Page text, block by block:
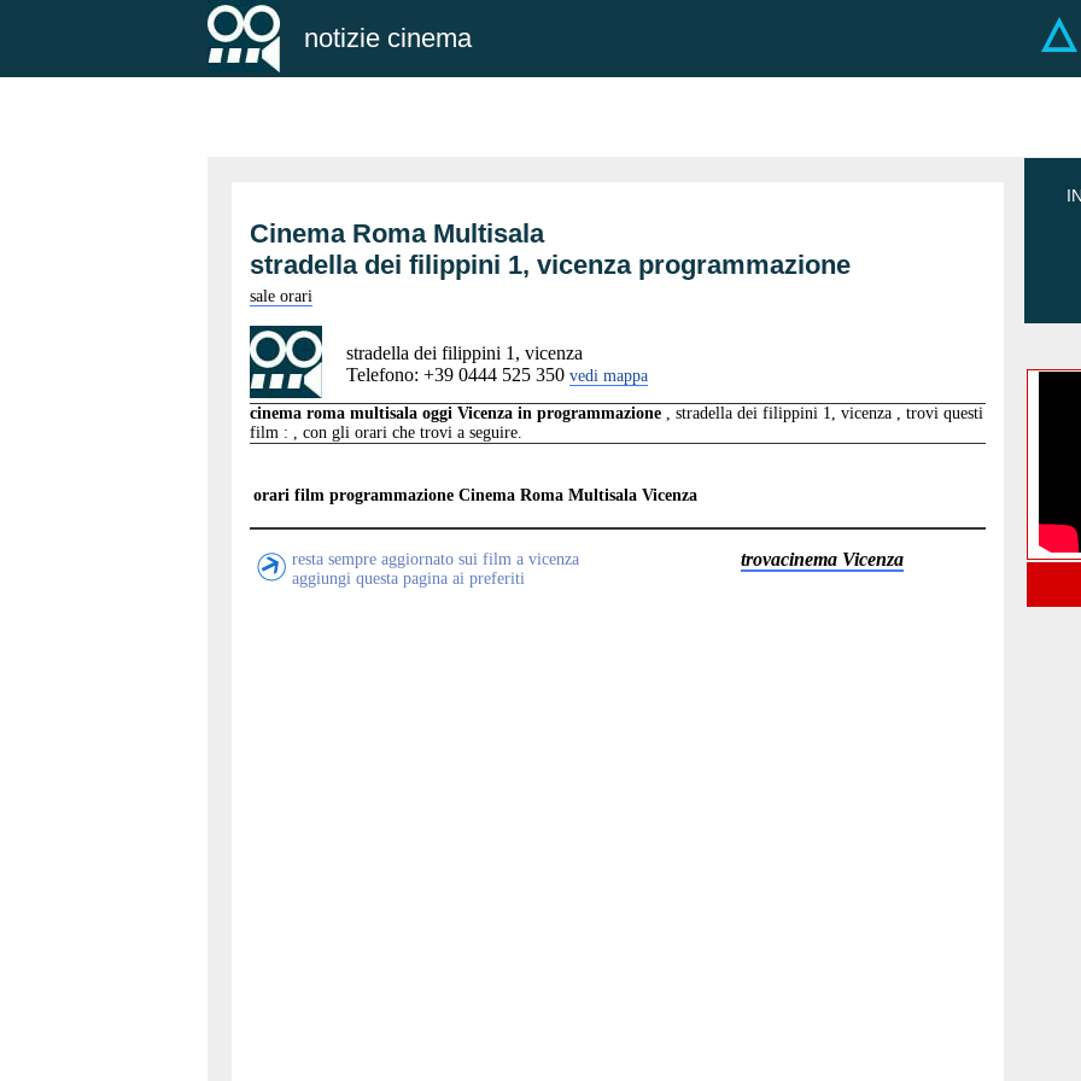
notizie cinema
Cinema Roma Multisala
stradella dei filippini 1, vicenza programmazione
sale orari
stradella dei filippini 1, vicenza
Telefono: +39 0444 525 350 vedi mappa
cinema roma multisala oggi Vicenza in programmazione , stradella dei filippini 1, vicenza , trovi questi
film : , con gli orari che trovi a seguire.
orari film programmazione Cinema Roma Multisala Vicenza
resta sempre aggiornato sui film a vicenza
aggiungi questa pagina ai preferiti
trovacinema Vicenza